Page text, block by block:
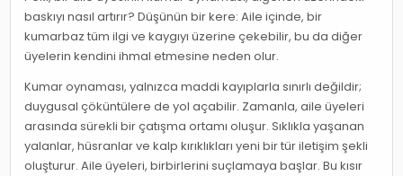
baskıyı nasıl artırır? Düşünün bir kere: Aile içinde, bir
kumarbaz tüm ilgi ve kaygıyı üzerine çekebilir, bu da diğer
üyelerin kendini ihmal etmesine neden olur.
Kumar oynaması, yalnızca maddi kayıplarla sınırlı değildir;
duygusal çöküntülere de yol açabilir. Zamanla, aile üyeleri
arasında sürekli bir çatışma ortamı oluşur. Sıklıkla yaşanan
yalanlar, hüsranlar ve kalp kırıklıkları yeni bir tür iletişim şekli
oluşturur. Aile üyeleri, birbirlerini suçlamaya başlar. Bu kısır